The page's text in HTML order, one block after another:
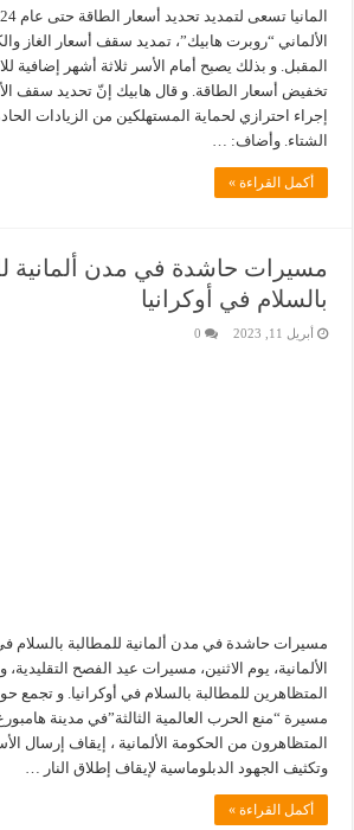
الألماني “روبرت هابيك”، تمديد سقف أسعار الغاز
المقبل. و بذلك يصبح أمام الأسر ثلاثة أشهر إضافية
تخفيض أسعار الطاقة. و قال هابيك إنّ تحديد سقف
إجراء احترازي لحماية المستهلكين من الزيادات
الشتاء. وأضاف: …
أكمل القراءة »
مسيرات حاشدة في مدن ألمانية
بالسلام في أوكرانيا
أبريل 11, 2023 0
مسيرات حاشدة في مدن ألمانية للمطالبة بالسلام
الألمانية، يوم الاثنين، مسيرات عيد الفصح
مسيرة “منع الحرب العالمية الثالثة”في مدينة
المتظاهرون من الحكومة الألمانية ، إيقاف إرسال
وتكثيف الجهود الدبلوماسية لإيقاف إطلاق النار …
أكمل القراءة »